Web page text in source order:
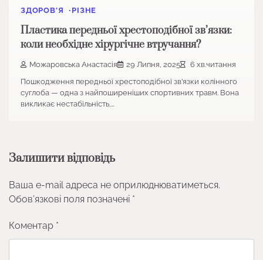
ЗДОРОВ'Я РІЗНЕ
Пластика передньої хрестоподібної зв’язки:
коли необхідне хірургічне втручання?
Можаровська Анастасія 29 Липня, 2025
6 хв.читання
Пошкодження передньої хрестоподібної зв’язки колінного
суглоба — одна з найпоширеніших спортивних травм. Вона
викликає нестабільність,…
Залишити відповідь
Ваша e-mail адреса не оприлюднюватиметься.
Обов’язкові поля позначені *
Коментар *